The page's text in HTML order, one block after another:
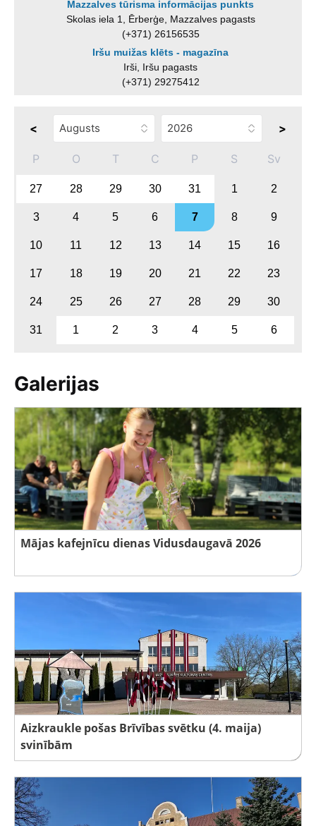
Mazzalves tūrisma informācijas punkts
Skolas iela 1, Ērberģe, Mazzalves pagasts
(+371) 26156535
Iršu muižas klēts - magazīna
Irši, Iršu pagasts
(+371) 29275412
< >
P O T C P S Sv
27 28 29 30 31 1 2
3 4 5 6 7 8 9
10 11 12 13 14 15 16
17 18 19 20 21 22 23
24 25 26 27 28 29 30
31 1 2 3 4 5 6
Galerijas
Mājas kafejnīcu dienas Vidusdaugavā 2026
Aizkraukle pošas Brīvības svētku (4. maija)
svinībām